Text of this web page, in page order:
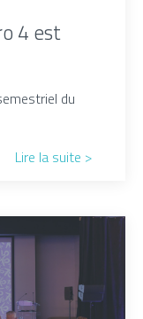
4 est
du
Lire la suite >